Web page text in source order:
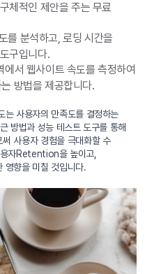
체적인 제안을 주는 무료
를 분석하고, 로딩 시간을
구입니다.
에서 웹사이트 속도를 측정하여
방법을 제공합니다.
는 사용자의 만족도를 결정하는
방법과 성능 테스트 도구를 통해
사용자 경험을 극대화할 수
자Retention을 높이고,
영향을 미칠 것입니다.